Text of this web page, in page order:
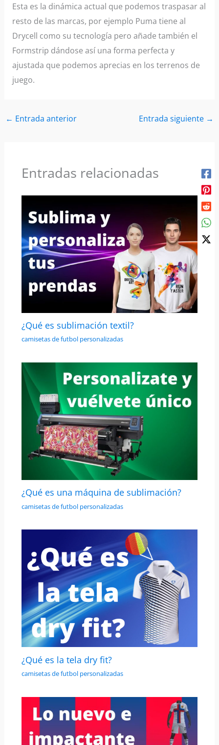
Esta es la dinámica actual que podemos traspasar al
resto de las marcas, por ejemplo Puma tiene al
Drycell como su tecnología pero añade también el
Formstrip dándose así una forma perfecta y
ajustada que podemos aprecias en los terrenos de
juego.
← Entrada anterior Entrada siguiente →
Entradas relacionadas
¿Qué es sublimación textil?
camisetas de futbol personalizadas
¿Qué es una máquina de sublimación?
camisetas de futbol personalizadas
¿Qué es la tela dry fit?
camisetas de futbol personalizadas